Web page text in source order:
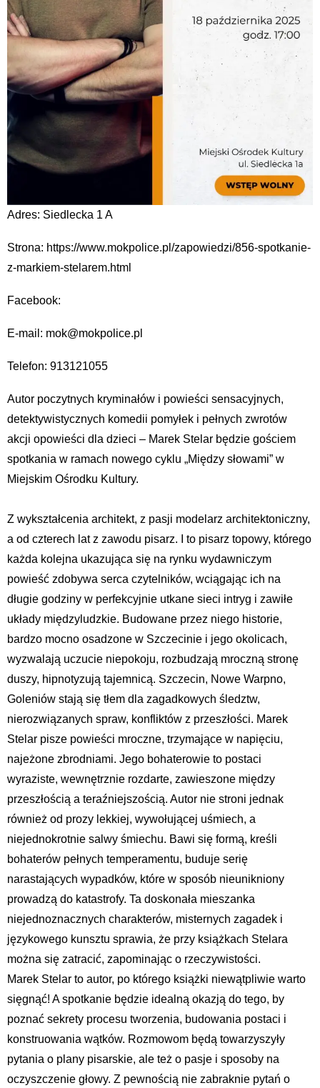
Adres: Siedlecka 1 A
Strona: https://www.mokpolice.pl/zapowiedzi/856-spotkanie-
z-markiem-stelarem.html
Facebook:
E-mail: mok@mokpolice.pl
Telefon: 913121055
Autor poczytnych kryminałów i powieści sensacyjnych,
detektywistycznych komedii pomyłek i pełnych zwrotów
akcji opowieści dla dzieci – Marek Stelar będzie gościem
spotkania w ramach nowego cyklu „Między słowami” w
Miejskim Ośrodku Kultury.
Z wykształcenia architekt, z pasji modelarz architektoniczny,
a od czterech lat z zawodu pisarz. I to pisarz topowy, którego
każda kolejna ukazująca się na rynku wydawniczym
powieść zdobywa serca czytelników, wciągając ich na
długie godziny w perfekcyjnie utkane sieci intryg i zawiłe
układy międzyludzkie. Budowane przez niego historie,
bardzo mocno osadzone w Szczecinie i jego okolicach,
wyzwalają uczucie niepokoju, rozbudzają mroczną stronę
duszy, hipnotyzują tajemnicą. Szczecin, Nowe Warpno,
Goleniów stają się tłem dla zagadkowych śledztw,
nierozwiązanych spraw, konfliktów z przeszłości. Marek
Stelar pisze powieści mroczne, trzymające w napięciu,
najeżone zbrodniami. Jego bohaterowie to postaci
wyraziste, wewnętrznie rozdarte, zawieszone między
przeszłością a teraźniejszością. Autor nie stroni jednak
również od prozy lekkiej, wywołującej uśmiech, a
niejednokrotnie salwy śmiechu. Bawi się formą, kreśli
bohaterów pełnych temperamentu, buduje serię
narastających wypadków, które w sposób nieunikniony
prowadzą do katastrofy. Ta doskonała mieszanka
niejednoznacznych charakterów, misternych zagadek i
językowego kunsztu sprawia, że przy książkach Stelara
można się zatracić, zapominając o rzeczywistości.
Marek Stelar to autor, po którego książki niewątpliwie warto
sięgnąć! A spotkanie będzie idealną okazją do tego, by
poznać sekrety procesu tworzenia, budowania postaci i
konstruowania wątków. Rozmowom będą towarzyszyły
pytania o plany pisarskie, ale też o pasje i sposoby na
oczyszczenie głowy. Z pewnością nie zabraknie pytań o